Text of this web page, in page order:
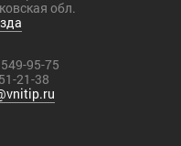
обл.
95-75
21-38